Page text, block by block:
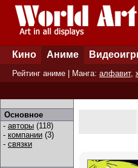
Кино Аниме
Рейтинг аниме | Манга: алфавит,
Основное
- авторы (118)
- компании (3)
- связки